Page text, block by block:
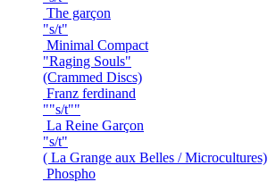
The garçon
"s/t"
Minimal Compact
"Raging Souls"
(Crammed Discs)
Franz ferdinand
""s/t""
La Reine Garçon
"s/t"
( La Grange aux Belles / Microcultures)
Phospho